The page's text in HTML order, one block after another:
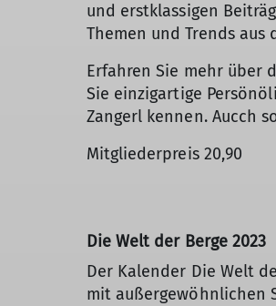
und erstklassigen
Themen und Trends
Erfahren Sie mehr über
Sie einzigartige
Zangerl kennen. Aucch
Mitgliederpreis 20,90
Die Welt der Berge 2023
Der Kalender Die Welt
mit außergewöhnlichen